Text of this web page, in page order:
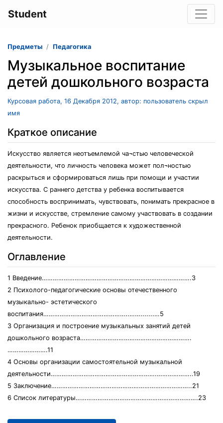
Student
Предметы Педагогика
Музыкальное воспитание
детей дошкольного возраста
Курсовая работа, 16 Декабря 2012, автор: пользователь скрыл
имя
Краткое описание
Искусство является неотъемлемой ча¬стью человеческой
деятельности, что личность человека может пол¬ностью
раскрыться и сформироваться лишь при помощи и участии
искусства. С раннего детства у ребенка воспитывается
способность воспринимать, чувствовать, понимать прекрасное в
жизни и искусстве, стремление самому участвовать в создании
прекрасного. Ребенок приобщается к художественной
деятельности.
Оглавление
1 Введение……………………………………………………………………….3
2 Психолого-педагогические основы отечественного
музыкально- эстетического
воспитания………………………………………..…….......…5
3 Организация и построение музыкальных занятий детей
дошкольного возраста…………………………………………………….
………………….11
4 Основы организации самостоятельной музыкальной
деятельности………………………………………………….………………..19
5 Заключение…………………………………………………………………..21
6 Список литературы………………………………………………………….23